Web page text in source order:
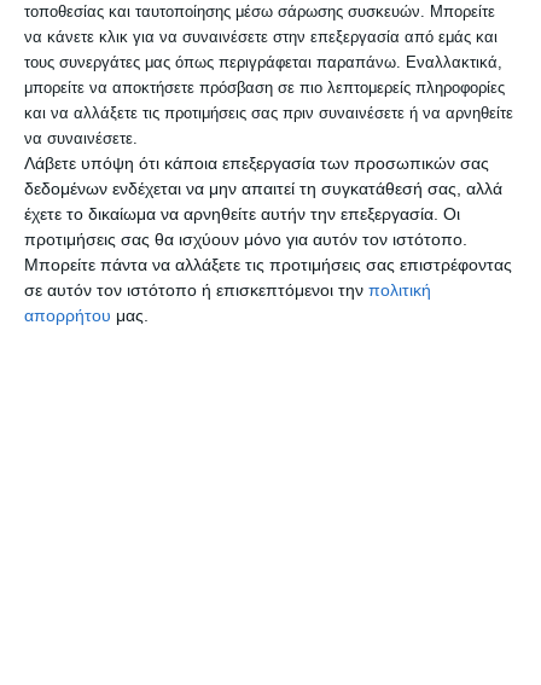
τοποθεσίας και ταυτοποίησης μέσω σάρωσης συσκευών. Μπορείτε
να κάνετε κλικ για να συναινέσετε στην επεξεργασία από εμάς και
τους συνεργάτες μας όπως περιγράφεται παραπάνω. Εναλλακτικά,
μπορείτε να αποκτήσετε πρόσβαση σε πιο λεπτομερείς πληροφορίες
και να αλλάξετε τις προτιμήσεις σας πριν συναινέσετε ή να αρνηθείτε
να συναινέσετε.
Λάβετε υπόψη ότι κάποια επεξεργασία των προσωπικών σας
δεδομένων ενδέχεται να μην απαιτεί τη συγκατάθεσή σας, αλλά
έχετε το δικαίωμα να αρνηθείτε αυτήν την επεξεργασία. Οι
προτιμήσεις σας θα ισχύουν μόνο για αυτόν τον ιστότοπο.
Μπορείτε πάντα να αλλάξετε τις προτιμήσεις σας επιστρέφοντας
σε αυτόν τον ιστότοπο ή επισκεπτόμενοι την πολιτική
απορρήτου μας.
σε δεδομένα προσωπικού χαρακτήρα ή σε
σύνολα
δεδομένων προσωπικού χαρακτήρα, όπως η
συλλογή, η καταχώριση, η οργάνωση, η
διάρθρωση, η
αποθήκευση, η προσαρμογή ή η μεταβολή, η
ανάκτηση, η αναζήτηση πληροφοριών, η
χρήση, η